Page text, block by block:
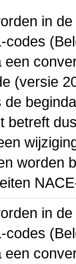
in
codes
een
(versie
betreft
worden
in
codes
een